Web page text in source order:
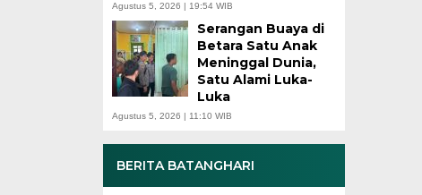
Agustus 5, 2026 | 19:54 WIB
Serangan Buaya di
Betara Satu Anak
Meninggal Dunia,
Satu Alami Luka-
Luka
Agustus 5, 2026 | 11:10 WIB
BERITA BATANGHARI